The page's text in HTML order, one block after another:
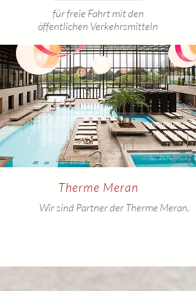
für freie Fahrt mit den
öffentlichen Verkehrsmitteln
Therme Meran
Wir sind Partner der Therme Meran.